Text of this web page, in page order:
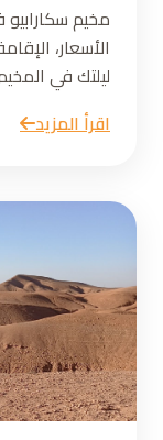
مخيم
الأسعار،
ليلتك في
اقرأ المزيد